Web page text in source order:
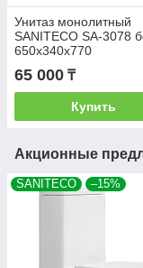
Унитаз монолитный
SANITECO SA-3078
650x340x770
65 000 ₸
Купить
Акционные
SANITECO –15%